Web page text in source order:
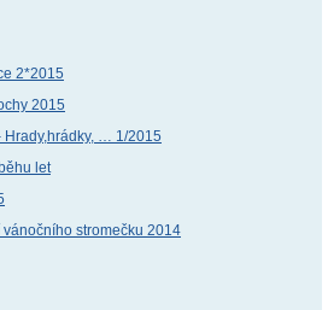
2*2015
2015
Hrady,hrádky, … 1/2015
let
stromečku 2014